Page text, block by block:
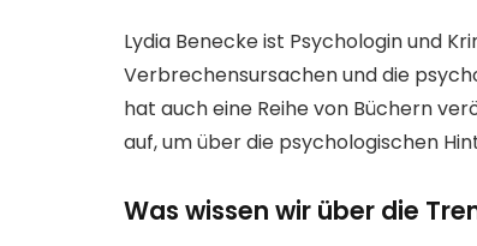
Lydia Benecke ist Psychologin und
Verbrechensursachen und die
hat auch eine Reihe von Büchern
auf, um über die psychologischen
Was wissen wir über die